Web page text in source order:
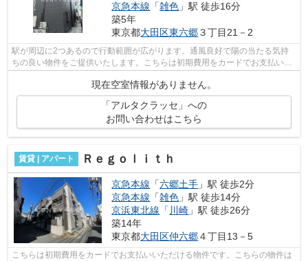
京急本線 「雑色 」駅 徒歩16分
築5年
東京都大田区東六郷３丁目21－2
駅が周辺に2つあるので行動範囲が広がります。通風良好で陽の当たる気持
ちの良い物件をご提供いたします。こちらは初期費用をカードでお支払いい
ただける物件です。平坦な場所にある物...
現在空室情報がありません。
「アルタクラッセ」への
お問い合わせはこちら
賃貸 | アパート Ｒｅｇｏｌｉｔｈ
京急本線 「六郷土手 」駅 徒歩2分
京急本線 「雑色 」駅 徒歩14分
京浜東北線 「 川崎 」駅 徒歩26分
築14年
東京都大田区仲六郷４丁目13－5
こちらは初期費用をカードでお支払いいただける物件です。こちらの物件は